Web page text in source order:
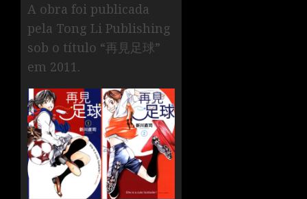
A obra foi publicada
pela Tong Li Publishing
sob o título “再見足球”
em 2011.